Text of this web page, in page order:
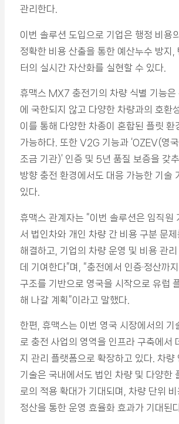
관리한다.
이번 솔루션 도입으로 기업은 행정 비용
정확한 비용 산출을 통한 예산누수 방지,
터의 실시간 자산화를 실현할 수 있다.
휴맥스 MX7 충전기의 차량 식별 기능은
에 국한되지 않고 다양한 차량과의 호환
이를 통해 다양한 차종이 혼합된 플릿 환
가능하다. 또한 V2G 기능과 ‘OZEV(영
조금 기관)’ 인증 및 5년 품질 보증을 갖
방향 충전 환경에서도 대응 가능한 기술
있다.
휴맥스 관계자는 “이번 솔루션은 임직원
서 법인차와 개인 차량 간 비용 구분 문
해결하고, 기업의 차량 운영 및 비용 관
데 기여한다”며, “충전에서 인증·정산까
구조를 기반으로 영국을 시작으로 유럽
해 나갈 계획”이라고 말했다.
한편, 휴맥스는 이번 영국 시장에서의 기
로 충전 사업의 영역을 인프라 구축에서
지 관리 플랫폼으로 확장하고 있다. 차량
기술은 국내에서도 법인 차량 및 다양한
로의 적용 확대가 기대되며, 차량 단위
정산을 통한 운영 효율화 효과가 기대된